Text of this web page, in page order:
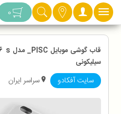
دسته بندی 0
سیلیکونی
سایت آفکادو سراسر ایران